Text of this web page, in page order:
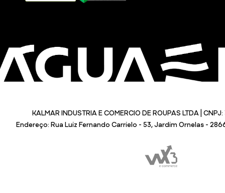
KALMAR INDUSTRIA E COMERCIO DE ROUPAS LTDA |
Endereço: Rua Luiz Fernando Carrielo - 53, Jardim Ornelas -